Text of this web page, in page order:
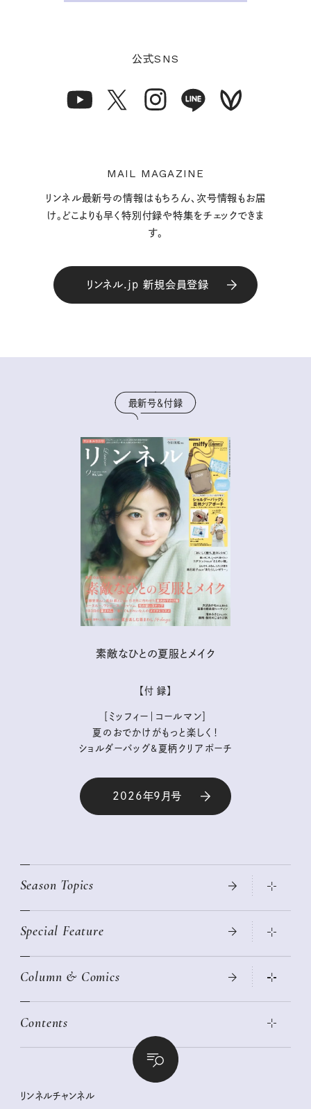
公式SNS
MAIL MAGAZINE
リンネル最新号の情報はもちろん、次号情報もお届
け。どこよりも早く特別付録や特集をチェックできま
す。
リンネル.jp 新規会員登録
最新号＆付録
素敵なひとの夏服とメイク
【付 録】
［ミッフィー｜コールマン］
夏のおでかけがもっと楽しく！
ショルダーバッグ&夏柄クリアポーチ
2026年9月号
Season Topics
真夏のひんやりグッズ 2026
ニトリ・イケア・無印良品で賢くおしゃれなインテリア
絶品、お餅レシピ大集合！
世界のサンタさんに会って来た！
クラフトビール案内
Special Feature
2026年春夏 トレンドファッションニュース
女子旅おすすめスポット 暮らすように心地いいリンネル旅ガイ
幸せな老後のための リンネルマネー講座
私の住むまち、好きな場所。LOCAL LIFE REPORT
リンネル 暮らしの道具大賞
Column & Comics
ぐれいさん
明日もいい日になりますように
清水みさとの食いしんぼう寄り道サウナ
Contents
リンネルおしゃれファッションスナップ
リンネル暮らし部
リンネルチャンネル